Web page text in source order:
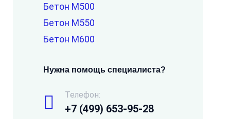
Бетон М500
Бетон М550
Бетон М600
Нужна помощь специалиста?
Телефон:
+7 (499) 653-95-28